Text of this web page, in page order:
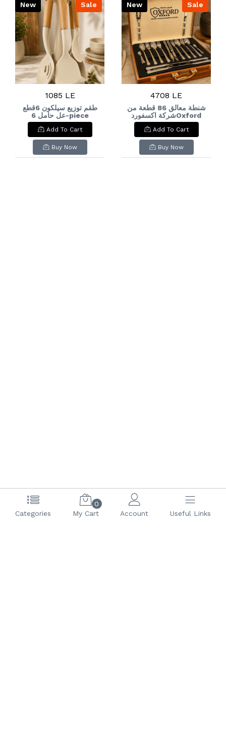
Categories
0
My Cart
Account Useful Links
Sale
New
1085 LE
طقم توزيع سيلكون 6قطع
عل حامل 6-piece
silicone dispenser
set on a stand
Add To Cart
Buy Now
Sale
New
4708 LE
شنطة معالق 86 قطعة من
شركة اكسفوردOxford
Cutlery Set, 86
Pieces
Add To Cart
Buy Now
(current)
2
6